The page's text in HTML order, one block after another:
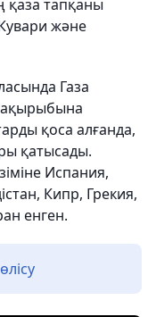
қаза тапқаны
және
Газа
қоса алғанда,
қатысады.
Испания,
Кипр, Грекия,
енген.